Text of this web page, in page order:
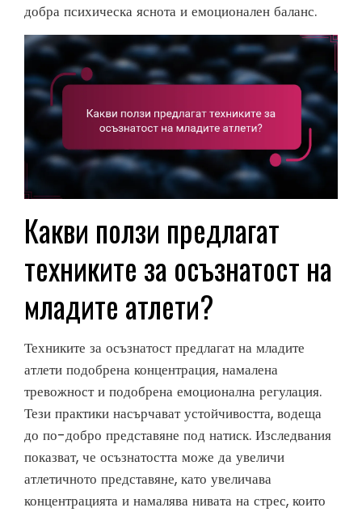
добра психическа яснота и емоционален баланс.
Какви ползи предлагат
техниките за осъзнатост на
младите атлети?
Техниките за осъзнатост предлагат на младите
атлети подобрена концентрация, намалена
тревожност и подобрена емоционална регулация.
Тези практики насърчават устойчивостта, водеща
до по-добро представяне под натиск. Изследвания
показват, че осъзнатостта може да увеличи
атлетичното представяне, като увеличава
концентрацията и намалява нивата на стрес, които